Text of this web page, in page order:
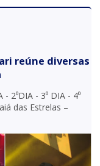
reúne diversas
2⁰DIA - 3⁰ DIA - 4⁰
das Estrelas –